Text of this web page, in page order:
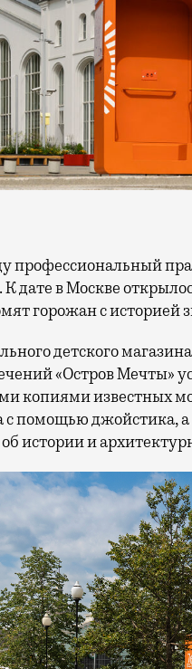
дате в Москве
горожан с историей
детского
«Остров Мечты»
копиями известных
с помощью джойстика,
истории и